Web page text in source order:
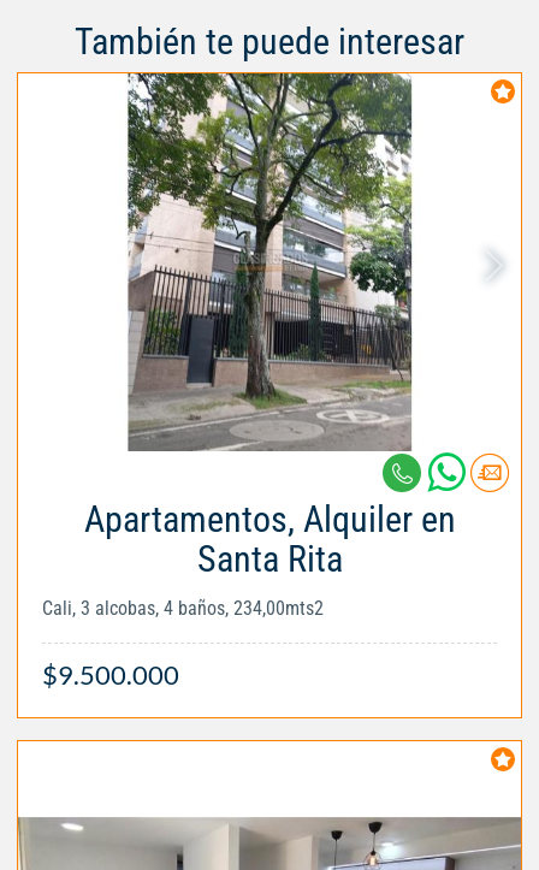
También te puede interesar
Apartamentos, Alquiler en
Santa Rita
Cali, 3 alcobas, 4 baños, 234,00mts2
$9.500.000